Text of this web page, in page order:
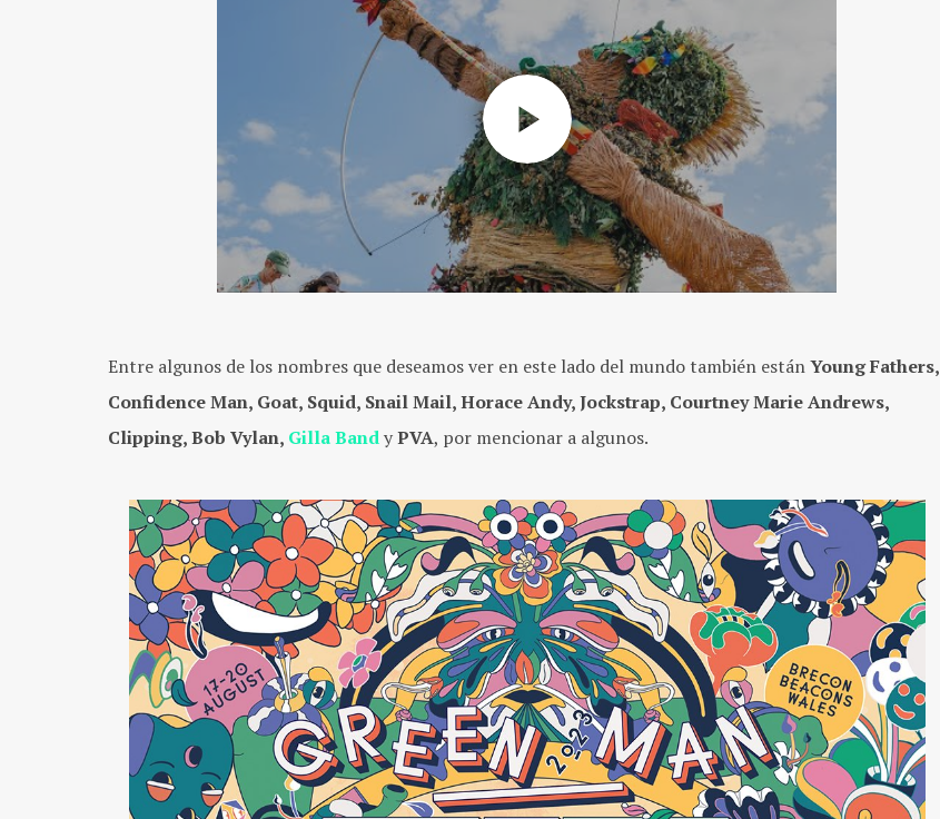
Entre algunos de los nombres que deseamos ver en este lado del mundo también estánYoung Fathers,
Confidence Man, Goat, Squid, Snail Mail, Horace Andy, Jockstrap, Courtney Marie Andrews,
Clipping, Bob Vylan, Gilla BandyPVA, por mencionar a algunos.